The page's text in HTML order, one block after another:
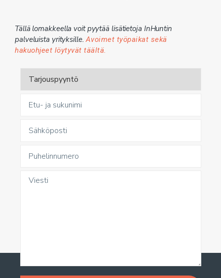
Tällä lomakkeella voit pyytää lisätietoja InHuntin
palveluista yrityksille.Avoimet työpaikat sekä
hakuohjeet löytyvät täältä.